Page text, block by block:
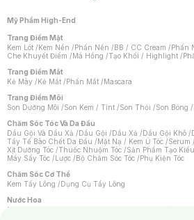
Mỹ Phẩm High-End
Trang Điểm Mặt
Kem Lót /Kem Nền /Phấn Nền /BB / CC Cream /Phấn
Che Khuyết Điểm /Má Hồng /Tạo Khối / Highlight /
Trang Điểm Mắt
Kẻ Mày /Kẻ Mắt /Phấn Mắt /Mascara
Trang Điểm Môi
Son Dưỡng Môi /Son Kem / Tint /Son Thỏi /Son Bóng /
Chăm Sóc Tóc Và Da Đầu
Dầu Gội Và Dầu Xả /Dầu Gội /Dầu Xả /Dầu Gội Khô /
Tẩy Tế Bào Chết Da Đầu /Mặt Nạ / Kem Ủ Tóc /Serum
Xịt Dưỡng Tóc /Thuốc Nhuộm Tóc /Sản Phẩm Tạo
Máy Sấy Tóc /Lược /Bộ Chăm Sóc Tóc /Phụ Kiện Tóc
Chăm Sóc Cơ Thể
Kem Tẩy Lông /Dụng Cụ Tẩy Lông
Nước Hoa
Nước Hoa Nữ